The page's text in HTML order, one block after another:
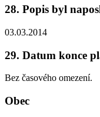
28. Popis byl
03.03.2014
29. Datum konce
Bez časového omezení.
Obec